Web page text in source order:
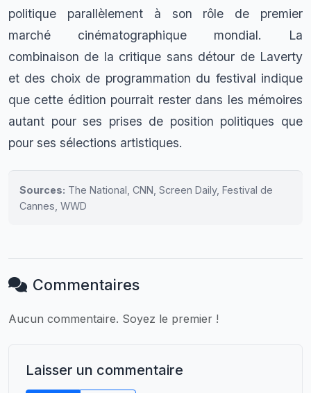
politique parallèlement à son rôle de premier
marché cinématographique mondial. La
combinaison de la critique sans détour de Laverty
et des choix de programmation du festival indique
que cette édition pourrait rester dans les mémoires
autant pour ses prises de position politiques que
pour ses sélections artistiques.
Sources: The National, CNN, Screen Daily, Festival de
Cannes, WWD
Commentaires
Aucun commentaire. Soyez le premier !
Laisser un commentaire